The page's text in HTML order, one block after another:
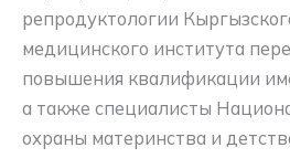
репродуктологии
медицинского института
повышения квалификации
а также специалисты
охраны материнства и